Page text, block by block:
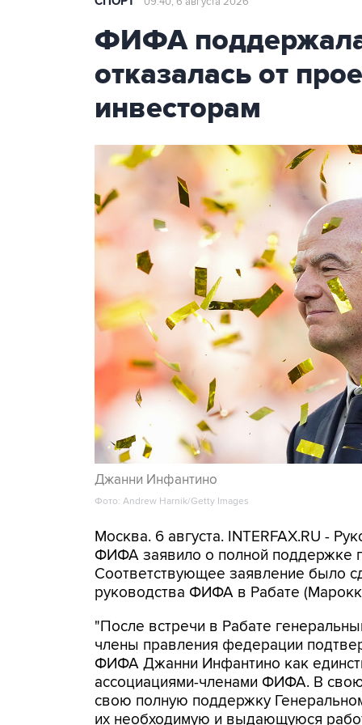
ФИФА
отказалась от
инвесторам
Джанни Инфантино
Фото: Andrew Harnik/Getty Images
Москва. 6 августа. INTERFAX.RU -
ФИФА заявило о полной поддержке
Соответствующее заявление было
руководства ФИФА в Рабате
"После встречи в Рабате
члены правления федерации
ФИФА Джанни Инфантино как
ассоциациями-членами ФИФА. В
свою полную поддержку
их необходимую и выдающуюся